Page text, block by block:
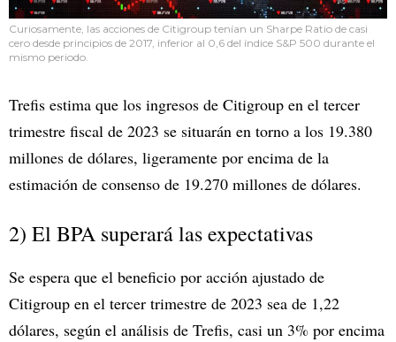
Curiosamente, las acciones de Citigroup tenían un Sharpe Ratio de casi
cero desde principios de 2017, inferior al 0,6 del índice S&P 500 durante el
mismo periodo.
Trefis estima que los ingresos de Citigroup en el tercer
trimestre fiscal de 2023 se situarán en torno a los 19.380
millones de dólares, ligeramente por encima de la
estimación de consenso de 19.270 millones de dólares.
2) El BPA superará las expectativas
Se espera que el beneficio por acción ajustado de
Citigroup en el tercer trimestre de 2023 sea de 1,22
dólares, según el análisis de Trefis, casi un 3% por encima